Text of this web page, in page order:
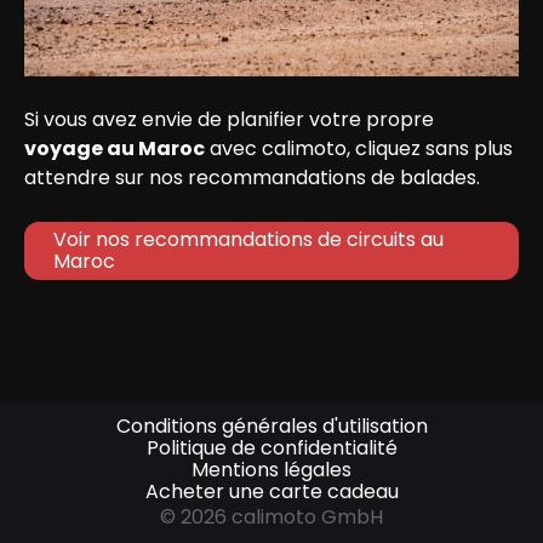
Si vous avez envie de planifier votre propre
voyage au Maroc avec calimoto, cliquez sans plus
attendre sur nos recommandations de balades.
Voir nos recommandations de circuits au
Maroc
Conditions générales d'utilisation
Politique de confidentialité
Mentions légales
Acheter une carte cadeau
© 2026 calimoto GmbH